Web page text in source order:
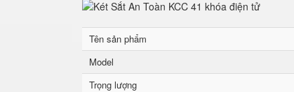
Tên sản phẩm
Model
Trọng lượng